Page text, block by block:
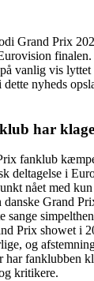
Grand Prix
finalen.
vanlig vis
dette nyheds
har
fanklub
deltagelse i
nået med
Grand
sange
Prix showet i
og
fanklubben
kritikere.